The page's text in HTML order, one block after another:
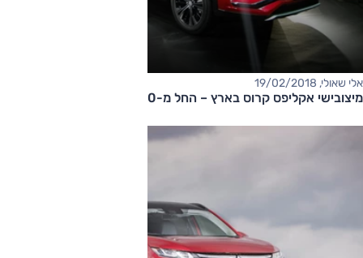
אלי שאולי, 19/02/2018
מיצובישי אקליפס קרוס בארץ – החל מ-149,000 שקלים